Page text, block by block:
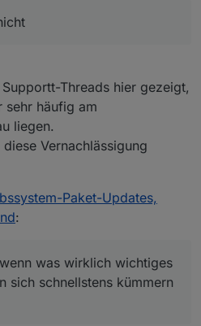
wichtig wie ein Kropf und kann
Threads hier gezeigt,
sehr häufig am
liegen.
Vernachlässigung
Paket-Updates,
:
was wirklich wichtiges
sich schnellstens kümmern